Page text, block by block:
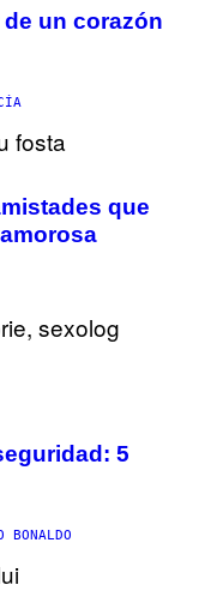
un corazón
que
5
BONALDO